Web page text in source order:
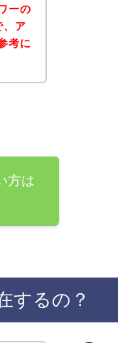
ーの
、ア
考に
方は
するの？